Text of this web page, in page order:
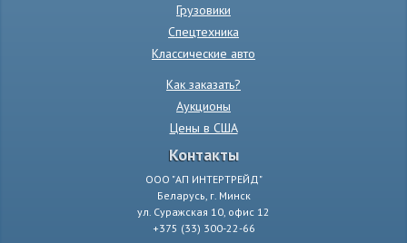
Грузовики
Спецтехника
Классические авто
Как заказать?
Аукционы
Цены в США
Контакты
ООО "АП ИНТЕРТРЕЙД"
Беларусь, г. Минск
ул. Суражская 10, офис 12
+375 (33) 300-22-66